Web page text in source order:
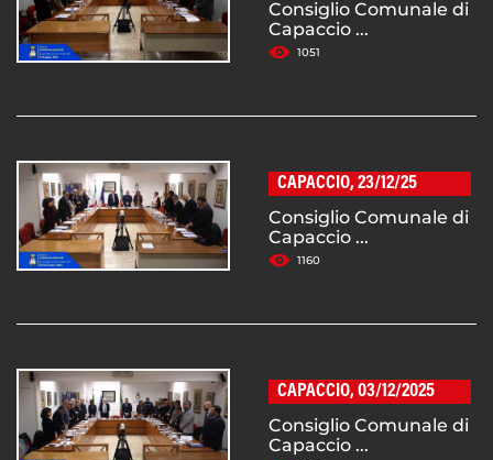
Consiglio Comunale di
Capaccio ...
1051
CAPACCIO, 23/12/25
Consiglio Comunale di
Capaccio ...
1160
CAPACCIO, 03/12/2025
Consiglio Comunale di
Capaccio ...